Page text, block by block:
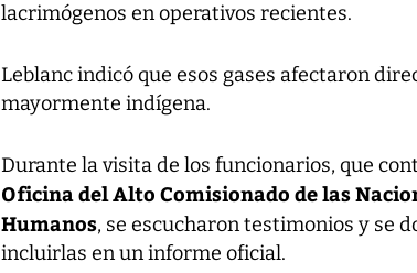
lacrimógenos en operativos recientes.
Leblanc indicó que esos gases afectaron
mayormente indígena.
Durante la visita de los funcionarios, que
Oficina del Alto Comisionado de las
Humanos, se escucharon testimonios y se
incluirlas en un informe oficial.